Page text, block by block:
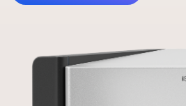
문의 사항